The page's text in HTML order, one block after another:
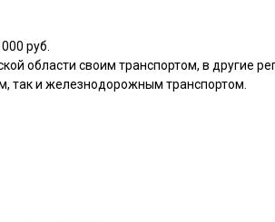
руб.
области своим транспортом, в другие
так и железнодорожным транспортом.